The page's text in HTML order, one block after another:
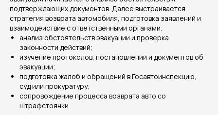
подтверждающих документов. Далее выстраивается
стратегия возврата автомобиля, подготовка заявлений и
взаимодействие с ответственными органами.
анализ обстоятельств эвакуации и проверка
законности действий;
изучение протоколов, постановлений и документов об
эвакуации;
подготовка жалоб и обращений в Госавтоинспекцию,
суд или прокуратуру;
сопровождение процесса возврата авто со
штрафстоянки.